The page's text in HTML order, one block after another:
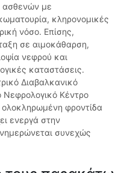
ασθενών με
κληρονομικές
νόσο. Επίσης,
σε αιμοκάθαρση,
νεφρού και
καταστάσεις.
Διαβαλκανικό
Νεφρολογικό Κέντρο
φροντίδα
ενεργά στην
συνεχώς